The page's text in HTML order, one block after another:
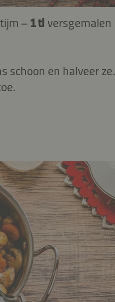
– 1 tl versgemalen
schoon en halveer ze.